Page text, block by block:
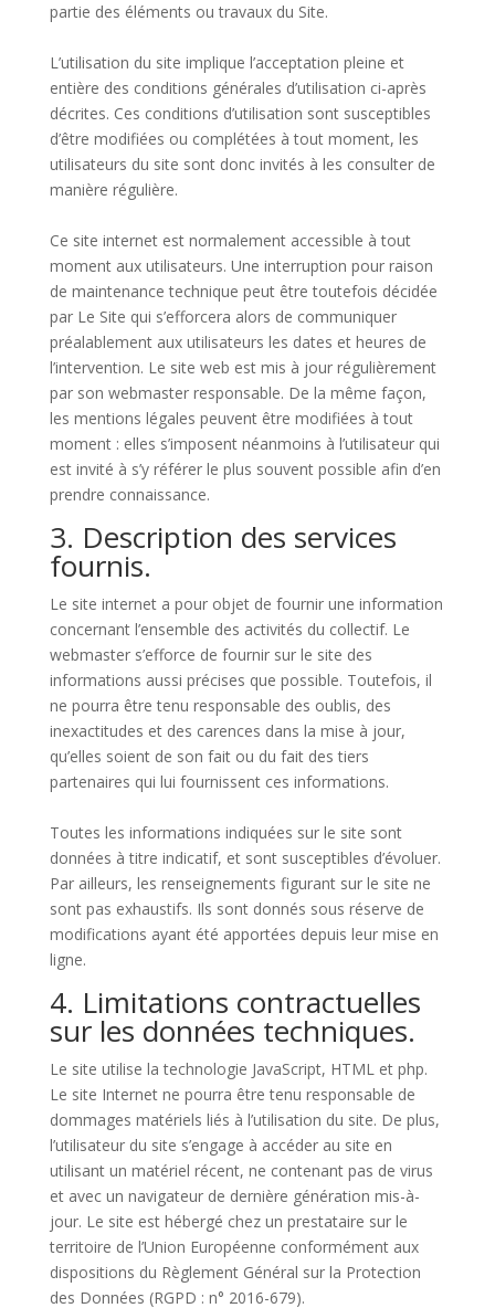
partie des éléments ou travaux du Site.
L’utilisation du site implique l’acceptation pleine et
entière des conditions générales d’utilisation ci-après
décrites. Ces conditions d’utilisation sont susceptibles
d’être modifiées ou complétées à tout moment, les
utilisateurs du site sont donc invités à les consulter de
manière régulière.
Ce site internet est normalement accessible à tout
moment aux utilisateurs. Une interruption pour raison
de maintenance technique peut être toutefois décidée
par Le Site qui s’efforcera alors de communiquer
préalablement aux utilisateurs les dates et heures de
l’intervention. Le site web est mis à jour régulièrement
par son webmaster responsable. De la même façon,
les mentions légales peuvent être modifiées à tout
moment : elles s’imposent néanmoins à l’utilisateur qui
est invité à s’y référer le plus souvent possible afin d’en
prendre connaissance.
3. Description des services
fournis.
Le site internet a pour objet de fournir une information
concernant l’ensemble des activités du collectif. Le
webmaster s’efforce de fournir sur le site des
informations aussi précises que possible. Toutefois, il
ne pourra être tenu responsable des oublis, des
inexactitudes et des carences dans la mise à jour,
qu’elles soient de son fait ou du fait des tiers
partenaires qui lui fournissent ces informations.
Toutes les informations indiquées sur le site sont
données à titre indicatif, et sont susceptibles d’évoluer.
Par ailleurs, les renseignements figurant sur le site ne
sont pas exhaustifs. Ils sont donnés sous réserve de
modifications ayant été apportées depuis leur mise en
ligne.
4. Limitations contractuelles
sur les données techniques.
Le site utilise la technologie JavaScript, HTML et php.
Le site Internet ne pourra être tenu responsable de
dommages matériels liés à l’utilisation du site. De plus,
l’utilisateur du site s’engage à accéder au site en
utilisant un matériel récent, ne contenant pas de virus
et avec un navigateur de dernière génération mis-à-
jour. Le site est hébergé chez un prestataire sur le
territoire de l’Union Européenne conformément aux
dispositions du Règlement Général sur la Protection
des Données (RGPD : n° 2016-679).